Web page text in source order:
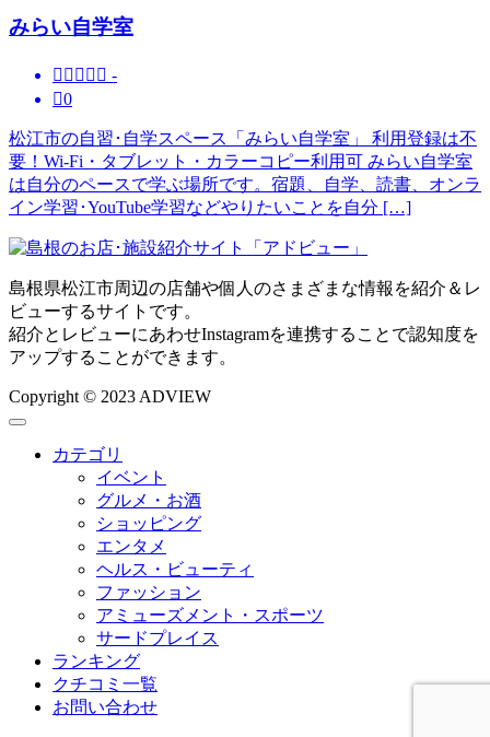
みらい自学室
     -
0
松江市の自習･自学スペース「みらい自学室」 利用登録は不
要！Wi-Fi・タブレット・カラーコピー利用可 みらい自学室
は自分のペースで学ぶ場所です。宿題、自学、読書、オンラ
イン学習･YouTube学習などやりたいことを自分 […]
島根県松江市周辺の店舗や個人のさまざまな情報を紹介＆レ
ビューするサイトです。
紹介とレビューにあわせInstagramを連携することで認知度を
アップすることができます。
Copyright © 2023 ADVIEW
カテゴリ
イベント
グルメ・お酒
ショッピング
エンタメ
ヘルス・ビューティ
ファッション
アミューズメント・スポーツ
サードプレイス
ランキング
クチコミ一覧
お問い合わせ